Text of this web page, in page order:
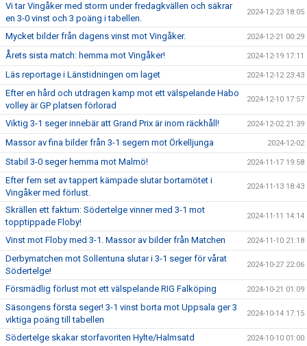
Vi tar Vingåker med storm under fredagkvällen och säkrar
en 3-0 vinst och 3 poäng i tabellen.
2024-12-23 18:05
Mycket bilder från dagens vinst mot Vingåker. 2024-12-21 00:29
Årets sista match: hemma mot Vingåker! 2024-12-19 17:11
Läs reportage i Länstidningen om laget 2024-12-12 23:43
Efter en hård och utdragen kamp mot ett välspelande Habo
volley är GP platsen förlorad
2024-12-10 17:57
Viktig 3-1 seger innebär att Grand Prix är inom räckhåll! 2024-12-02 21:39
Massor av fina bilder från 3-1 segern mot Örkelljunga 2024-12-02
Stabil 3-0 seger hemma mot Malmö! 2024-11-17 19:58
Efter fem set av tappert kämpade slutar bortamötet i
Vingåker med förlust.
2024-11-13 18:43
Skrällen ett faktum: Södertelge vinner med 3-1 mot
topptippade Floby!
2024-11-11 14:14
Vinst mot Floby med 3-1. Massor av bilder från Matchen 2024-11-10 21:18
Derbymatchen mot Sollentuna slutar i 3-1 seger för vårat
Södertelge!
2024-10-27 22:06
Försmädlig förlust mot ett välspelande RIG Falköping 2024-10-21 01:09
Säsongens första seger! 3-1 vinst borta mot Uppsala ger 3
viktiga poäng till tabellen
2024-10-14 17:15
Södertelge skakar storfavoriten Hylte/Halmsatd 2024-10-10 01:00